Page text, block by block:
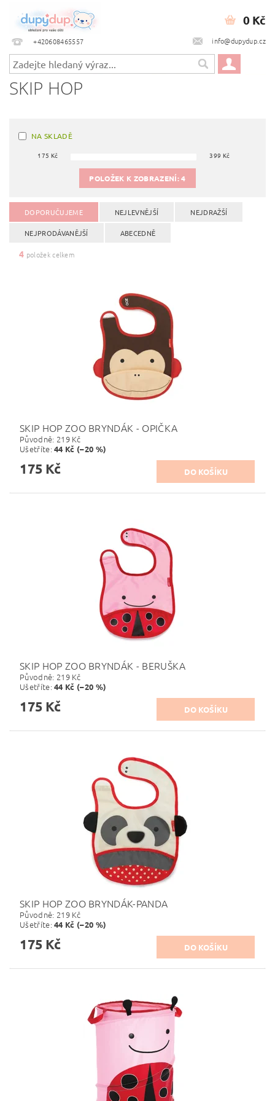
+420608465557 info@dupydup.cz
0 Kč
SKIP HOP
NA SKLADĚ
175 Kč 399 Kč
POLOŽEK K ZOBRAZENÍ:4
DOPORUČUJEME NEJLEVNĚJŠÍ NEJDRAŽŠÍ
NEJPRODÁVANĚJŠÍ ABECEDNĚ
4 položek celkem
SKIP HOP ZOO BRYNDÁK - OPIČKA
Původně: 219 Kč
Ušetříte:44 Kč (–20 %)
175 Kč
SKIP HOP ZOO BRYNDÁK - BERUŠKA
Původně: 219 Kč
Ušetříte:44 Kč (–20 %)
175 Kč
SKIP HOP ZOO BRYNDÁK-PANDA
Původně: 219 Kč
Ušetříte:44 Kč (–20 %)
175 Kč